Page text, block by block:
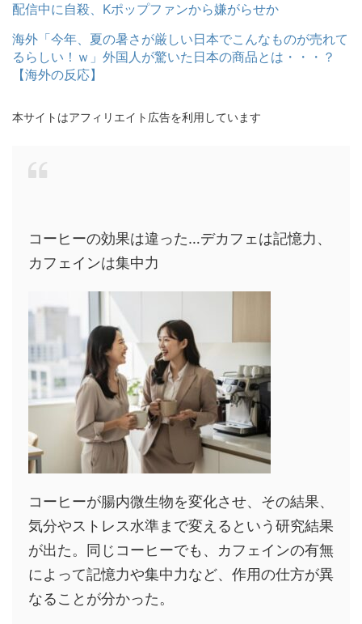
配信中に自殺、Kポップファンから嫌がらせか
海外「今年、夏の暑さが厳しい日本でこんなものが売れて
るらしい！ｗ」外国人が驚いた日本の商品とは・・・？
【海外の反応】
本サイトはアフィリエイト広告を利用しています
コーヒーの効果は違った…デカフェは記憶力、
カフェインは集中力
コーヒーが腸内微生物を変化させ、その結果、
気分やストレス水準まで変えるという研究結果
が出た。同じコーヒーでも、カフェインの有無
によって記憶力や集中力など、作用の仕方が異
なることが分かった。